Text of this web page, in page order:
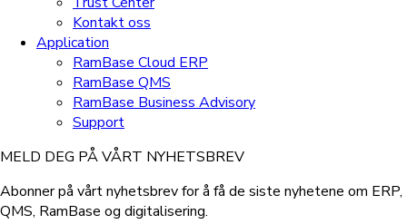
Kontakt oss
Application
RamBase Cloud ERP
RamBase QMS
RamBase Business Advisory
Support
MELD DEG PÅ VÅRT NYHETSBREV
Abonner på vårt nyhetsbrev for å få de siste nyhetene om ERP,
QMS, RamBase og digitalisering.